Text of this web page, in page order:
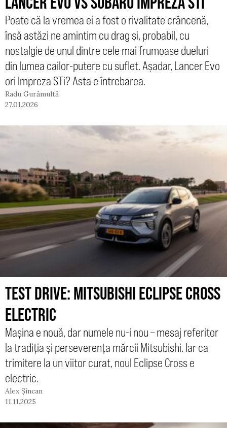
Poate că la vremea ei a fost o rivalitate crâncenă,
însă astăzi ne amintim cu drag și, probabil, cu
nostalgie de unul dintre cele mai frumoase dueluri
din lumea cailor-putere cu suflet. Așadar, Lancer Evo
ori Impreza STi? Asta e întrebarea.
Radu Gurămultă
27.01.2026
TEST DRIVE: MITSUBISHI ECLIPSE CROSS
ELECTRIC
Mașina e nouă, dar numele nu-i nou – mesaj referitor
la tradiția și perseverența mărcii Mitsubishi. Iar ca
trimitere la un viitor curat, noul Eclipse Cross e
electric.
Alex Șincan
11.11.2025